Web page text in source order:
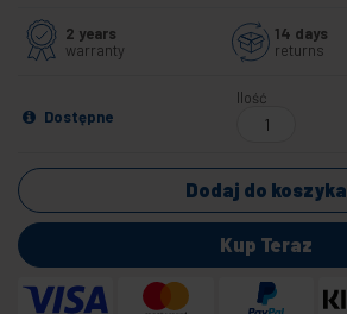
2 years
warranty
14 days
returns
Dostępne
Ilość
Dodaj do koszyka
Kup Teraz